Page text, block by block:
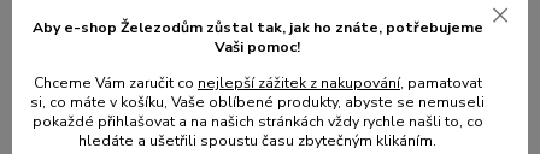
Box 1,30l POPCORN,
50 Kč/ ks
Není skladem
Aby e-shop Železodům zůstal tak, jak ho znáte, potřebujeme
Vaši pomoc!
Chceme Vám zaručit co nejlepší zážitek z nakupování, pamatovat
si, co máte v košíku, Vaše oblíbené produkty, abyste se nemuseli
pokaždé přihlašovat a na našich stránkách vždy rychle našli to, co
hledáte a ušetřili spoustu času zbytečným klikáním.